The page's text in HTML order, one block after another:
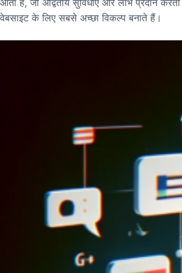
आता है, जो अद्वितीय सुविधाएँ और लाभ प्रदान
वेबसाइट के लिए सबसे अच्छा विकल्प बनाते हैं।